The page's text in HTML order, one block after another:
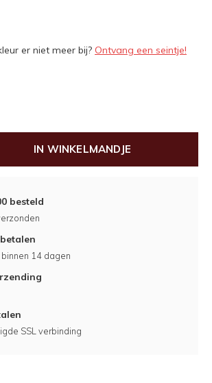
er niet meer bij? Ontvang een seintje!
IN WINKELMANDJE
besteld
14 dagen
SSL verbinding